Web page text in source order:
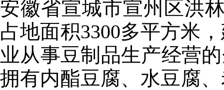
安徽省宣城市宣州区洪
占地面积3300多平方米
业从事豆制品生产经营
拥有内酯豆腐、水豆腐